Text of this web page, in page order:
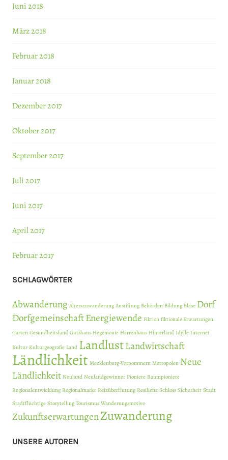
Juni 2018
März 2018
Februar 2018
Januar 2018
Dezember 2017
Oktober 2017
September 2017
Juli 2017
Juni 2017
April 2017
Februar 2017
SCHLAGWÖRTER
Abwanderung Alterszuwanderung Anstiftung Behörden Bildung Blase Dorf
DorfgemeinschaftEnergiewende Fiktion fiktionale Erwartungen
Garten Gesundheitsland Gutshaus Hegemonie Herrenhaus Hinterland Idylle Internet
Kultur Kulturgeografie Land LandlustLandwirtschaft
Ländlichkeit Mecklenburg-Vorpommern Metropolen Neue
Ländlichkeit Neuland Neulandgewinner Pioniere Raumpioniere
Regionalentwicklung Regionalmarke Reizüberflutung Resilienz Schloss Sicherheit Stadt
Stadtflüchtige Storytelling Tourismus Wanderungsmotive
ZukunftserwartungenZuwanderung
UNSERE AUTOREN